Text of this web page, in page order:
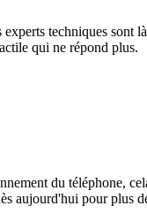
techniques
qui ne répond plus.
du téléphone,
aujourd'hui pour plus